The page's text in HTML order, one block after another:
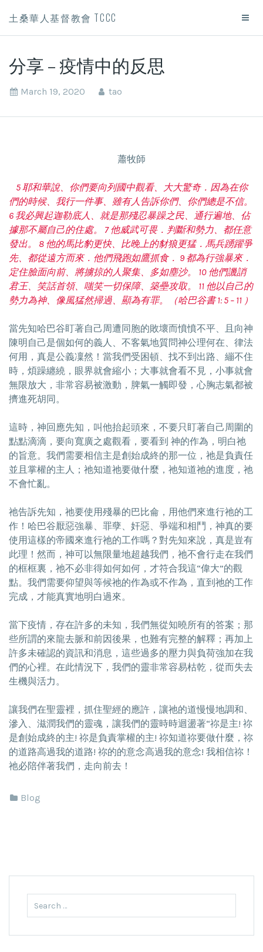
土桑華人基督教會 TCCC
分享 – 疫情中的反思
March 19, 2020 tao
蕭牧師
5 耶和華說、你們要向列國中觀看、大大驚奇．因為在你
們的時候、我行一件事、雖有人告訴你們、你們總是不信。
6 我必興起迦勒底人、就是那殘忍暴躁之民、通行遍地、佔
據那不屬自己的住處。 7 他威武可畏．判斷和勢力、都任意
發出。 8 他的馬比豹更快、比晚上的豺狼更猛．馬兵踴躍爭
先、都從遠方而來．他們飛跑如鷹抓食． 9 都為行強暴來．
定住臉面向前、將擄掠的人聚集、多如塵沙。 10 他們譏誚
君王、笑話首領、嗤笑一切保障、築壘攻取。 11 他以自己的
勢力為神、像風猛然掃過、顯為有罪。（哈巴谷書 1: 5 – 11 ）
當先知哈巴谷盯著自己周遭同胞的敗壞而憤憤不平、且向神
陳明自己是個如何的義人、不客氣地質問神公理何在、律法
何用，真是公義凜然！當我們受困頓、找不到出路、繃不住
時，煩躁纏繞，眼界就會縮小；大事就會看不見，小事就會
無限放大，非常容易被激動，脾氣一觸即發，心胸志氣都被
擠進死胡同。
這時，神回應先知，叫他抬起頭來，不要只盯著自己周圍的
點點滴滴，要向寬廣之處觀看，要看到 神的作為，明白祂
的旨意。我們需要相信主是創始成終的那一位，祂是負責任
並且掌權的主人；祂知道祂要做什麼，祂知道祂的進度，祂
不會忙亂。
祂告訴先知，祂要使用殘暴的巴比侖，用他們來進行祂的工
作！哈巴谷厭惡強暴、罪孽、奸惡、爭端和相鬥，神真的要
使用這樣的帝國來進行祂的工作嗎？對先知來說，真是豈有
此理！然而，神可以無限量地超越我們，祂不會行走在我們
的框框裏，祂不必非得如何如何，才符合我這“偉大”的觀
點。我們需要仰望與等候祂的作為或不作為，直到祂的工作
完成，才能真實地明白過來。
當下疫情，存在許多的未知，我們無從知曉所有的答案；那
些所謂的來龍去脈和前因後果，也難有完整的解釋；再加上
許多未確認的資訊和消息，這些過多的壓力與負荷強加在我
們的心裡。在此情況下，我們的靈非常容易枯乾，從而失去
生機與活力。
讓我們在聖靈裡，抓住聖經的應許，讓祂的道慢慢地調和、
滲入、滋潤我們的靈魂，讓我們的靈時時迴盪著“祢是主! 祢
是創始成終的主! 祢是負責掌權的主! 祢知道祢要做什麼，祢
的道路高過我的道路! 祢的的意念高過我的意念! 我相信祢！
祂必陪伴著我們，走向前去！
Blog
for: